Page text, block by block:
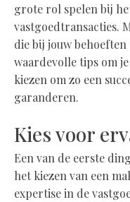
grote rol spelen bij
vastgoedtransacties.
die bij jouw
waardevolle tips om
kiezen om zo een
garanderen.
Kies voor
Een van de eerste
het kiezen van een
expertise in de